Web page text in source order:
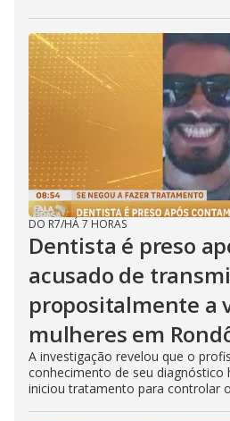
DO R7/HÁ 7 HORAS
Dentista é preso
acusado de
propositalmente a
mulheres em
A investigação revelou que o
conhecimento de seu diagnóstico
iniciou tratamento para controlar